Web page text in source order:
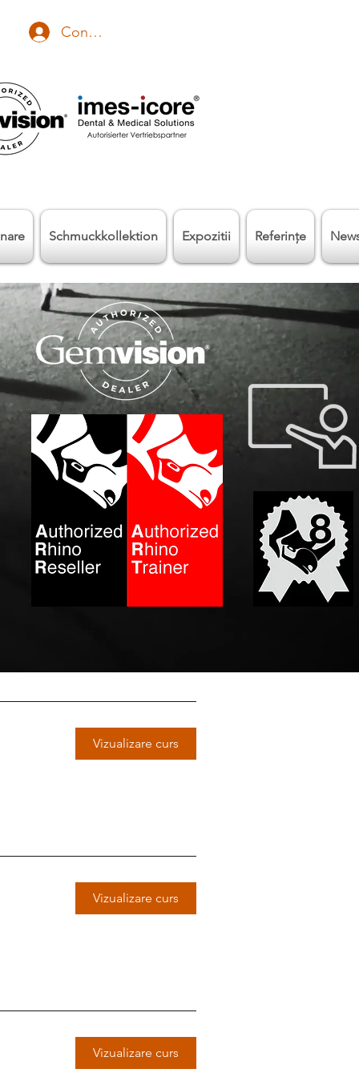
Conectează-te
Schmuckkollektion Expozitii Referinţe
Vizualizare curs
Vizualizare curs
Vizualizare curs